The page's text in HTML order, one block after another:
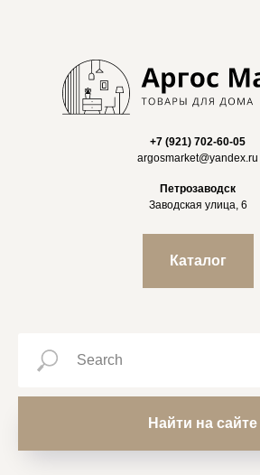
+7 (921) 702-60-05
argosmarket@yandex.ru
Петрозаводск
Заводская улица, 6
Каталог
Найти на сайте